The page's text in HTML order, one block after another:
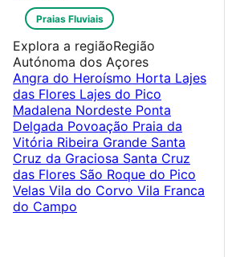
Praias Fluviais
Explora a regiãoRegião
Autónoma dos Açores
Angra do Heroísmo Horta Lajes
das Flores Lajes do Pico
Madalena Nordeste Ponta
Delgada Povoação Praia da
Vitória Ribeira Grande Santa
Cruz da Graciosa Santa Cruz
das Flores São Roque do Pico
Velas Vila do Corvo Vila Franca
do Campo